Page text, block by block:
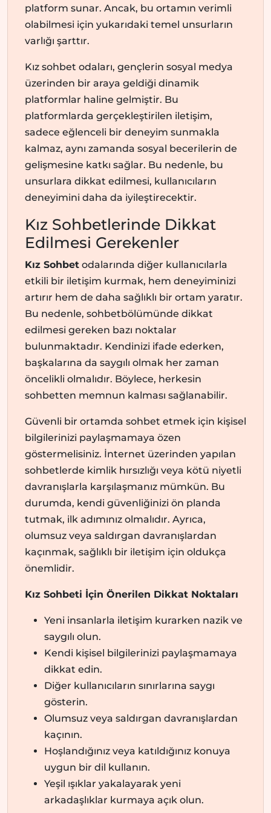
platform sunar. Ancak, bu ortamın verimli
olabilmesi için yukarıdaki temel unsurların
varlığı şarttır.
Kız sohbet odaları, gençlerin sosyal medya
üzerinden bir araya geldiği dinamik
platformlar haline gelmiştir. Bu
platformlarda gerçekleştirilen iletişim,
sadece eğlenceli bir deneyim sunmakla
kalmaz, aynı zamanda sosyal becerilerin de
gelişmesine katkı sağlar. Bu nedenle, bu
unsurlara dikkat edilmesi, kullanıcıların
deneyimini daha da iyileştirecektir.
Kız Sohbetlerinde Dikkat
Edilmesi Gerekenler
Kız Sohbet odalarında diğer kullanıcılarla
etkili bir iletişim kurmak, hem deneyiminizi
artırır hem de daha sağlıklı bir ortam yaratır.
Bu nedenle, sohbetbölümünde dikkat
edilmesi gereken bazı noktalar
bulunmaktadır. Kendinizi ifade ederken,
başkalarına da saygılı olmak her zaman
öncelikli olmalıdır. Böylece, herkesin
sohbetten memnun kalması sağlanabilir.
Güvenli bir ortamda sohbet etmek için kişisel
bilgilerinizi paylaşmamaya özen
göstermelisiniz. İnternet üzerinden yapılan
sohbetlerde kimlik hırsızlığı veya kötü niyetli
davranışlarla karşılaşmanız mümkün. Bu
durumda, kendi güvenliğinizi ön planda
tutmak, ilk adımınız olmalıdır. Ayrıca,
olumsuz veya saldırgan davranışlardan
kaçınmak, sağlıklı bir iletişim için oldukça
önemlidir.
Kız Sohbeti İçin Önerilen Dikkat Noktaları
Yeni insanlarla iletişim kurarken nazik ve
saygılı olun.
Kendi kişisel bilgilerinizi paylaşmamaya
dikkat edin.
Diğer kullanıcıların sınırlarına saygı
gösterin.
Olumsuz veya saldırgan davranışlardan
kaçının.
Hoşlandığınız veya katıldığınız konuya
uygun bir dil kullanın.
Yeşil ışıklar yakalayarak yeni
arkadaşlıklar kurmaya açık olun.